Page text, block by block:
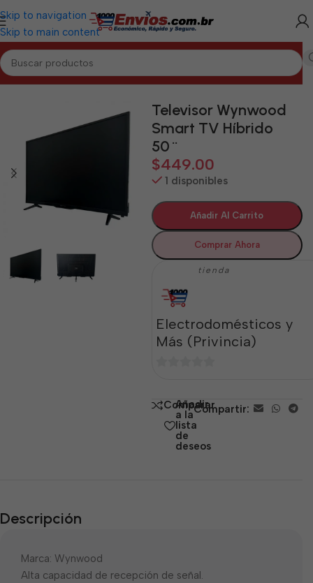
Skip to navigation
Skip to main content
Inicio/PINAR DEL RÍO/Electrodomésticos Pinar del Río
Televisor Wynwood
Smart TV Híbrido
50¨
$449.00
1 disponibles
Añadir Al Carrito
Comprar Ahora
tienda
Electrodomésticos y
Más (Privincia)
5 Comparar
Añadir
a la
lista
de
deseos
Compartir:
Descripción
Marca: Wynwood
Alta capacidad de recepción de señal.